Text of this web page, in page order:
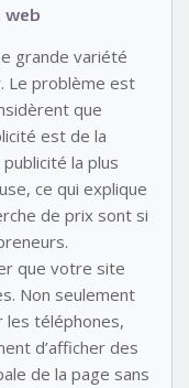
web
grande variété
Le problème est
que
est de la
publicité la plus
ce qui explique
de prix sont si
que votre site
Non seulement
les téléphones,
d’afficher des
de la page sans